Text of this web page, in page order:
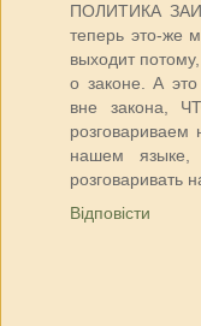
ПОЛИТИКА
теперь это-же
выходит
о законе. А
вне
нашем языке,
розговаривать
Відповісти